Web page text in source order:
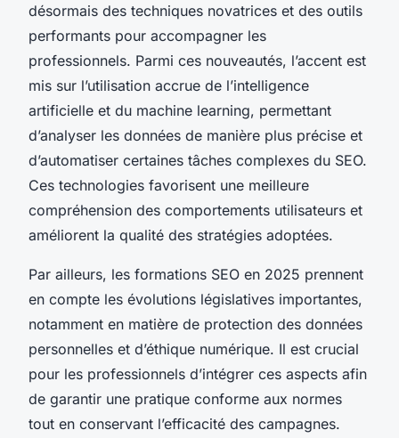
désormais des techniques novatrices et des outils
performants pour accompagner les
professionnels. Parmi ces nouveautés, l’accent est
mis sur l’utilisation accrue de l’intelligence
artificielle et du machine learning, permettant
d’analyser les données de manière plus précise et
d’automatiser certaines tâches complexes du SEO.
Ces technologies favorisent une meilleure
compréhension des comportements utilisateurs et
améliorent la qualité des stratégies adoptées.
Par ailleurs, les formations SEO en 2025 prennent
en compte les évolutions législatives importantes,
notamment en matière de protection des données
personnelles et d’éthique numérique. Il est crucial
pour les professionnels d’intégrer ces aspects afin
de garantir une pratique conforme aux normes
tout en conservant l’efficacité des campagnes.